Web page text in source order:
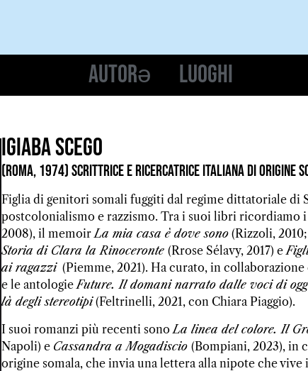
Autorə Luoghi
Igiaba Scego
(Roma, 1974) scrittrice e ricercatrice italiana di origine
Figlia di genitori somali fuggiti dal regime dittatoriale di
postcolonialismo e razzismo. Tra i suoi libri ricordiamo
2008), il memoirLa mia casa è dove sono(Rizzoli,
Storia di Clara la Rinoceronte (Rrose Sélavy, 2017) e
ai ragazzi(Piemme, 2021). Ha curato, in
e le antologieFuture. Il domani narrato dalle voci di
là degli stereotipi(Feltrinelli, 2021, con Chiara Piaggio).
I suoi romanzi più recenti sono La linea del colore. Il
Napoli) e Cassandra a Mogadiscio (Bompiani, 2023), in
origine somala, che invia una lettera alla nipote che vive